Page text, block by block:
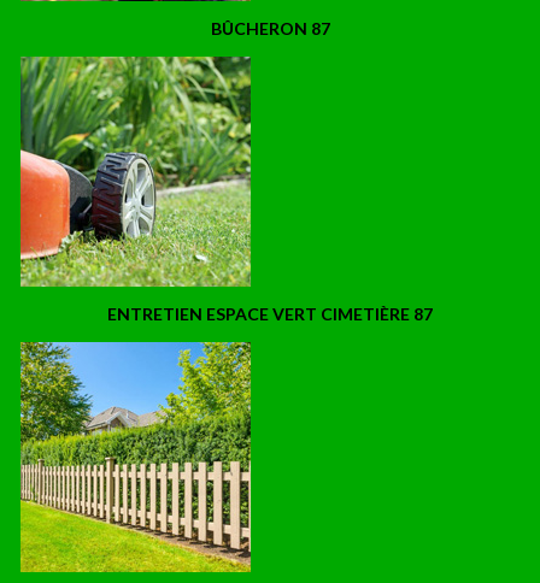
BÛCHERON 87
ENTRETIEN ESPACE VERT CIMETIÈRE 87